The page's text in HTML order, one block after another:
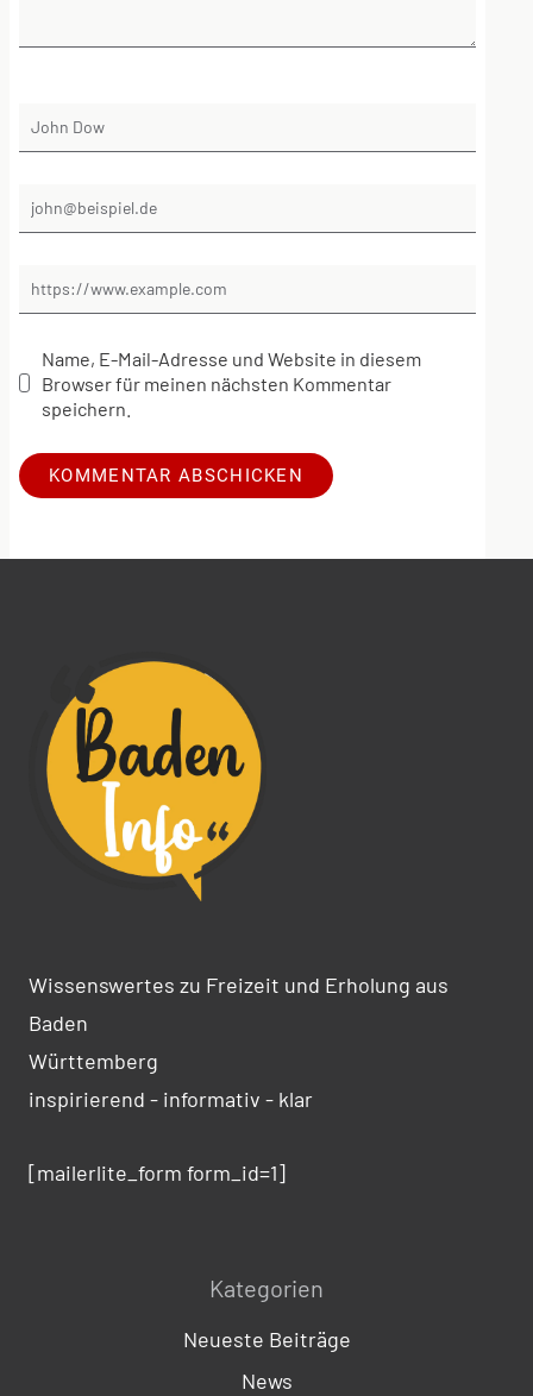
Name, E-Mail-Adresse und Website in diesem
Browser für meinen nächsten Kommentar
speichern.
Wissenswertes zu Freizeit und Erholung aus
Baden
Württemberg
inspirierend - informativ - klar
[mailerlite_form form_id=1]
Kategorien
Neueste Beiträge
News